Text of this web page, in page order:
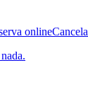
online